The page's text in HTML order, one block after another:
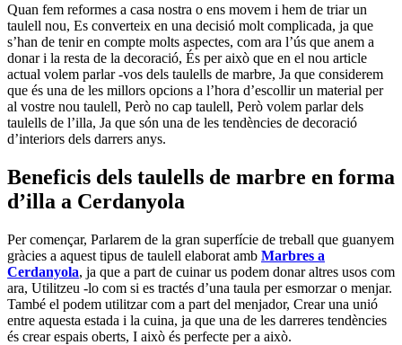
Quan fem reformes a casa nostra o ens movem i hem de triar un
taulell nou, Es converteix en una decisió molt complicada, ja que
s’han de tenir en compte molts aspectes, com ara l’ús que anem a
donar i la resta de la decoració, És per això que en el nou article
actual volem parlar -vos dels taulells de marbre, Ja que considerem
que és una de les millors opcions a l’hora d’escollir un material per
al vostre nou taulell, Però no cap taulell, Però volem parlar dels
taulells de l’illa, Ja que són una de les tendències de decoració
d’interiors dels darrers anys.
Beneficis dels taulells de marbre en forma
d’illa a Cerdanyola
Per començar, Parlarem de la gran superfície de treball que guanyem
gràcies a aquest tipus de taulell elaborat amb Marbres a
Cerdanyola, ja que a part de cuinar us podem donar altres usos com
ara, Utilitzeu -lo com si es tractés d’una taula per esmorzar o menjar.
També el podem utilitzar com a part del menjador, Crear una unió
entre aquesta estada i la cuina, ja que una de les darreres tendències
és crear espais oberts, I això és perfecte per a això.